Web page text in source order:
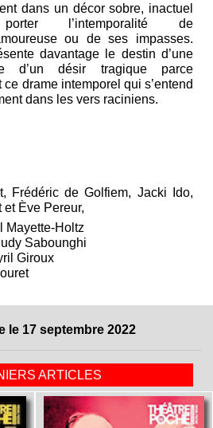
dans un décor sobre, inactuel
l’intemporalité de
ou de ses impasses.
davantage le destin d’une
d’un désir tragique parce
ce drame intemporel qui s’entend
dans les vers raciniens.
Frédéric de Golfiem, Jacki Ido,
Ève Pereur,
Mayette-Holtz
Sabounghi
Giroux
le 17 septembre 2022
ARTICLES